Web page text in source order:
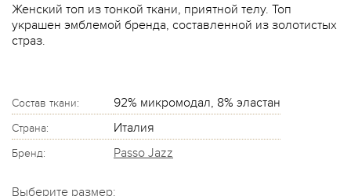
Женский топ из тонкой ткани, приятной телу. Топ
украшен эмблемой бренда, составленной из золотистых
страз.
Состав ткани: 92% микромодал, 8% эластан
Страна: Италия
Бренд: Passo Jazz
Выберите размер: